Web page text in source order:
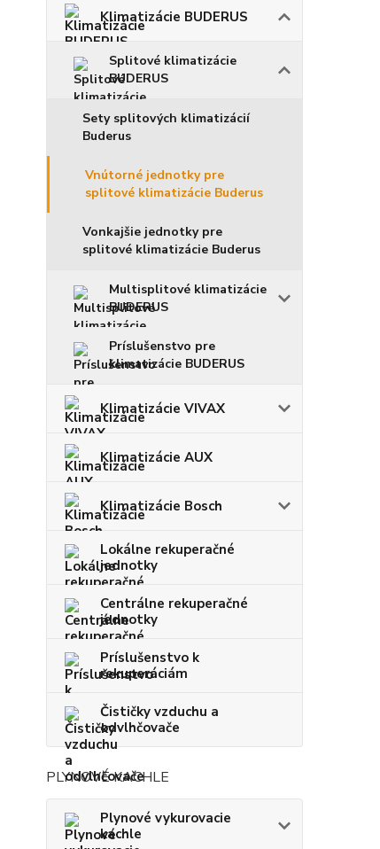
Klimatizácie BUDERUS
Splitové klimatizácie
BUDERUS
Sety splitových klimatizácií
Buderus
Vnútorné jednotky pre
splitové klimatizácie Buderus
Vonkajšie jednotky pre
splitové klimatizácie Buderus
Multisplitové klimatizácie
BUDERUS
Príslušenstvo pre
klimatizácie BUDERUS
Klimatizácie VIVAX
Klimatizácie AUX
Klimatizácie Bosch
Lokálne rekuperačné
jednotky
Centrálne rekuperačné
jednotky
Príslušenstvo k
rekuperáciám
Čističky vzduchu a
odvlhčovače
PLYNOVÉ KACHLE
Plynové vykurovacie
kachle